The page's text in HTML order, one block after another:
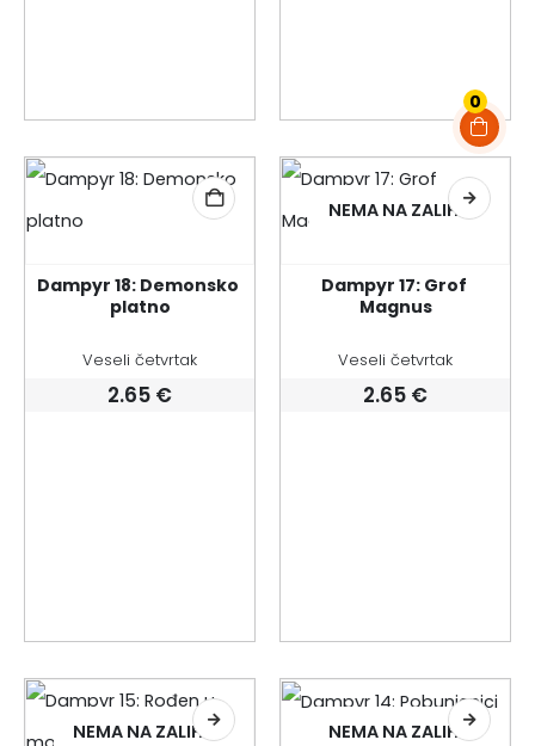
0
Dampyr 18: Demonsko
platno
Veseli četvrtak
2.65 €
NEMA NA ZALIHI
Dampyr 17: Grof
Magnus
Veseli četvrtak
2.65 €
NEMA NA ZALIHI NEMA NA ZALIHI